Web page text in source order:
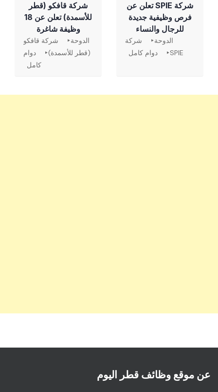
شركة SPIE تعلن عن
فرص وظيفية جديدة
للرجال والنساء
الدوحة
شركة
SPIE
دوام كامل
شركة قافكو (قطر
للأسمدة) تعلن عن 18
وظيفة شاغرة
الدوحة
شركة قافكو
(قطر للأسمدة)
دوام
كامل
عن موقع وظائف قطر اليوم